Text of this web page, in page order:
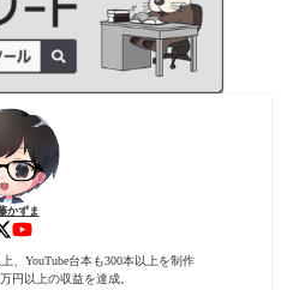
かずま
、YouTube台本も300本以上を制作
円以上の収益を達成。